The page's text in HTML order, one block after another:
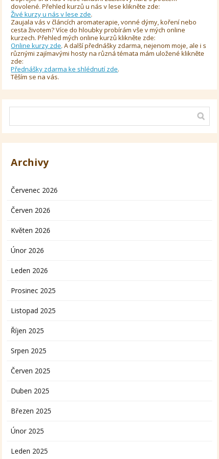
dovolené. Přehled kurzů u nás v lese klikněte zde:
Živé kurzy u nás v lese zde.
Zaujala vás v článcích aromaterapie, vonné dýmy, koření nebo
cesta životem? Více do hloubky probírám vše v mých online
kurzech. Přehled mých online kurzů klikněte zde:
Online kurzy zde. A další přednášky zdarma, nejenom moje, ale i s
různými zajímavými hosty na různá témata mám uložené klikněte
zde:
Přednášky zdarma ke shlédnutí zde.
Těším se na vás.
Archivy
Červenec 2026
Červen 2026
Květen 2026
Únor 2026
Leden 2026
Prosinec 2025
Listopad 2025
Říjen 2025
Srpen 2025
Červen 2025
Duben 2025
Březen 2025
Únor 2025
Leden 2025